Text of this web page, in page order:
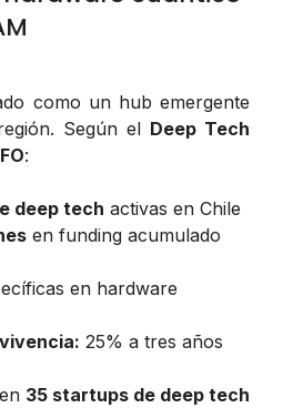
como un hub emergente
Según el Deep Tech
:
deep tech activas en Chile
en funding acumulado
en hardware
25% a tres años
35 startups de deep tech